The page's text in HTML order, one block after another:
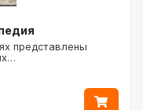
представлены